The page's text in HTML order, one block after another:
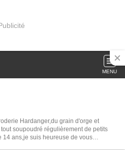
MENU
Hardanger,du grain d'orge et
soupoudré régulièrement de petits
ans,je suis heureuse de vous